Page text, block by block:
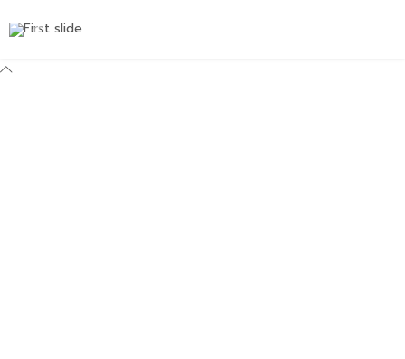
Previous